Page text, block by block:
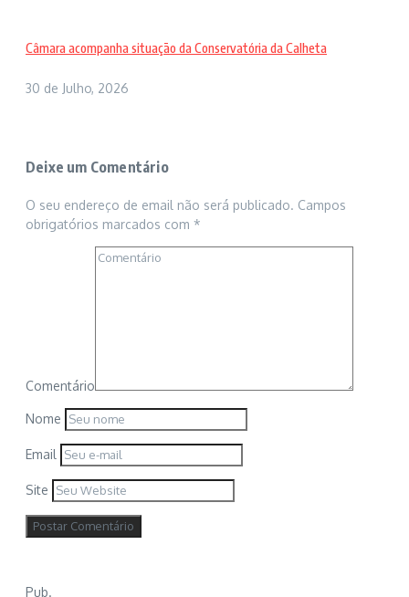
Câmara acompanha situação da Conservatória da Calheta
30 de Julho, 2026
Deixe um Comentário
O seu endereço de email não será publicado. Campos
obrigatórios marcados com *
Comentário
Nome
Email
Site
Pub.